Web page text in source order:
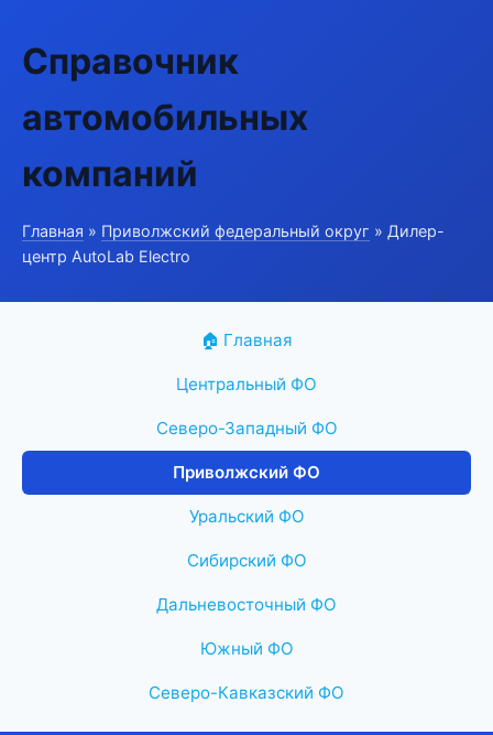
Справочник
автомобильных
компаний
Главная » Приволжский федеральный округ » Дилер-
центр AutoLab Electro
🏠 Главная
Центральный ФО
Северо-Западный ФО
Приволжский ФО
Уральский ФО
Сибирский ФО
Дальневосточный ФО
Южный ФО
Северо-Кавказский ФО